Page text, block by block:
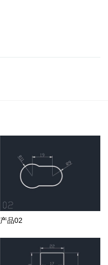
产品02